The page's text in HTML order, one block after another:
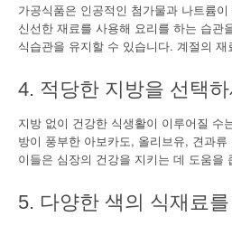
가공식품은 인공적인 첨가물과 나트륨
신선한 재료를 사용해 요리를 하는 습관
식습관을 유지할 수 있습니다. 계절의
4. 적당한 지방을 선택
지방 없이 건강한 식생활이 이루어질 수
방이 풍부한 아보카도, 올리브유, 견과
이들은 심장의 건강을 지키는 데 도움을
5. 다양한 색의 식재료